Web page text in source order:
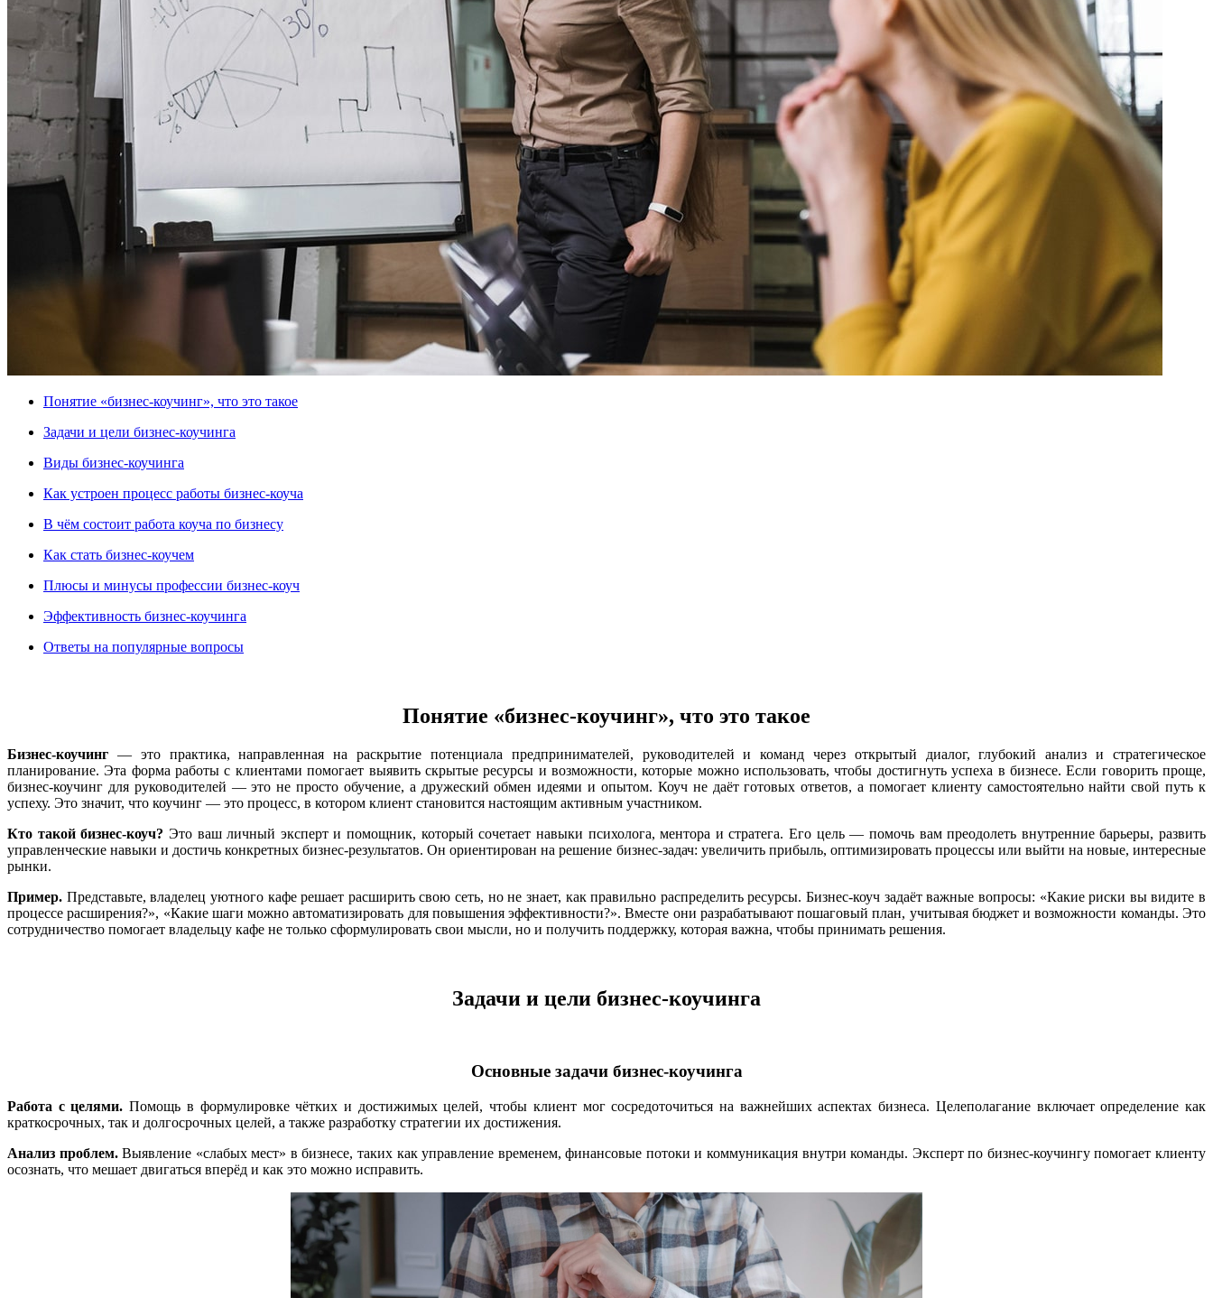
Понятие «бизнес-коучинг», что это такое
Задачи и цели бизнес-коучинга
Виды бизнес-коучинга
Как устроен процесс работы бизнес-коуча
В чём состоит работа коуча по бизнесу
Как стать бизнес-коучем
Плюсы и минусы профессии бизнес-коуч
Эффективность бизнес-коучинга
Ответы на популярные вопросы
Понятие «бизнес-коучинг», что это такое
Бизнес-коучинг — это практика, направленная на раскрытие потенциала предпринимателей, руководителей и команд через открытый диалог, глубокий анализ и стратегическое
планирование. Эта форма работы с клиентами помогает выявить скрытые ресурсы и возможности, которые можно использовать, чтобы достигнуть успеха в бизнесе. Если говорить проще,
бизнес-коучинг для руководителей — это не просто обучение, а дружеский обмен идеями и опытом. Коуч не даёт готовых ответов, а помогает клиенту самостоятельно найти свой путь к
успеху. Это значит, что коучинг — это процесс, в котором клиент становится настоящим активным участником.
Кто такой бизнес-коуч? Это ваш личный эксперт и помощник, который сочетает навыки психолога, ментора и стратега. Его цель — помочь вам преодолеть внутренние барьеры, развить
управленческие навыки и достичь конкретных бизнес-результатов. Он ориентирован на решение бизнес-задач: увеличить прибыль, оптимизировать процессы или выйти на новые, интересные
рынки.
Пример. Представьте, владелец уютного кафе решает расширить свою сеть, но не знает, как правильно распределить ресурсы. Бизнес-коуч задаёт важные вопросы: «Какие риски вы видите в
процессе расширения?», «Какие шаги можно автоматизировать для повышения эффективности?». Вместе они разрабатывают пошаговый план, учитывая бюджет и возможности команды. Это
сотрудничество помогает владельцу кафе не только сформулировать свои мысли, но и получить поддержку, которая важна, чтобы принимать решения.
Задачи и цели бизнес-коучинга
Основные задачи бизнес-коучинга
Работа с целями. Помощь в формулировке чётких и достижимых целей, чтобы клиент мог сосредоточиться на важнейших аспектах бизнеса. Целеполагание включает определение как
краткосрочных, так и долгосрочных целей, а также разработку стратегии их достижения.
Анализ проблем.Выявление «слабых мест» в бизнесе, таких как управление временем, финансовые потоки и коммуникация внутри команды. Эксперт по бизнес-коучингу помогает клиенту
осознать, что мешает двигаться вперёд и как это можно исправить.